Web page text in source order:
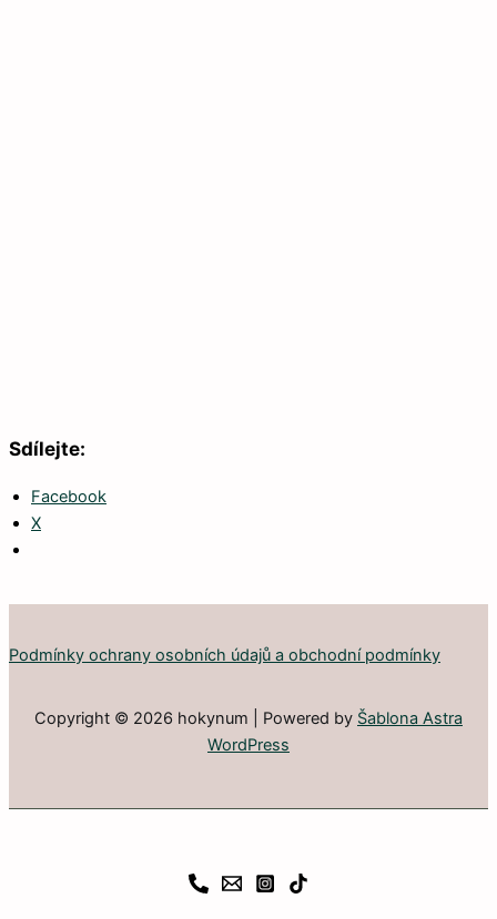
Sdílejte:
Facebook
X
Podmínky ochrany osobních údajů a obchodní podmínky
Copyright © 2026 hokynum | Powered by Šablona Astra
WordPress